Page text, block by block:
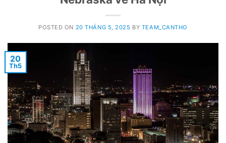
POSTED ON 20 THÁNG 5, 2025 BY TEAM_CANTHO
20
Th5